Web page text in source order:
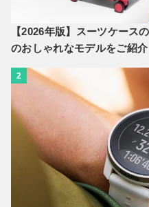
【2026年版】スーツケース
のおしゃれなモデルをご紹介
2